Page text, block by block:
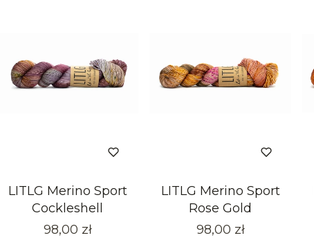
LITLG Merino Sport
Cockleshell
Cena
98,00 zł
LITLG Merino Sport
Rose Gold
Cena
98,00 zł